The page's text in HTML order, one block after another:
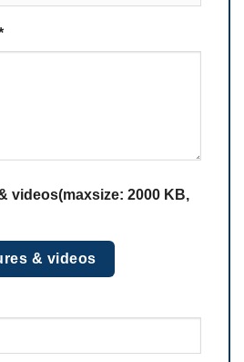
videos(maxsize: 2000 KB,
& videos